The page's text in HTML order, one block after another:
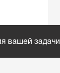
вашей задачи